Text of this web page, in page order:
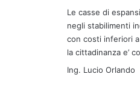
Le casse di
negli stabilimenti
con costi inferiori
la cittadinanza e’
Ing. Lucio Orlando